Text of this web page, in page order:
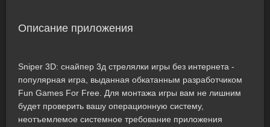
Описание приложения
Sniper 3D: снайпер 3д стрелялки игры без интернета -
популярная игра, выданная обкатанным разработчиком
Fun Games For Free. Для монтажа игры вам не лишним
будет проверить вашу операционную систему,
неотъемлемое системное требование приложения